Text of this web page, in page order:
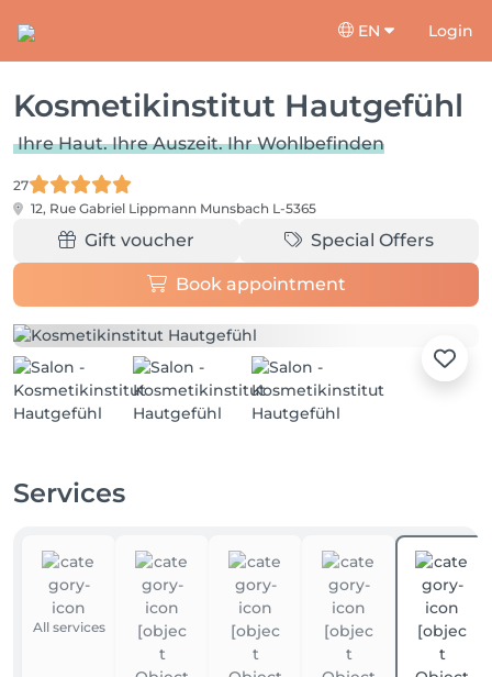
EN Login
Kosmetikinstitut Hautgefühl
Ihre Haut. Ihre Auszeit. Ihr Wohlbefinden
27
12, Rue Gabriel Lippmann Munsbach L-5365
Gift voucher Special Offers
Book appointment
Services
All services